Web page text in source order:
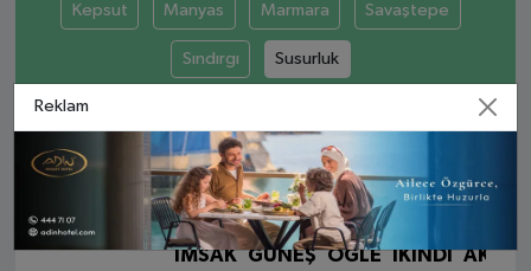
Kepsut Manyas Marmara Savaştepe
Sındırgı Susurluk
SUSURLUK AYLIK NAMAZ VAKITLERI
İMSAK GÜNEŞ ÖĞLE İKINDI
Reklam